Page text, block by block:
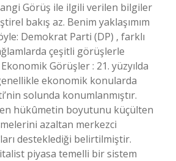
Görüş ile ilgili verilen bilgiler
bakış az. Benim yaklaşımım
Demokrat Parti (DP) , farklı
çeşitli görüşlerle
Görüşler : 21. yüzyılda
ekonomik konularda
solunda konumlanmıştır.
hükûmetin boyutunu küçülten
azaltan merkezci
desteklediği belirtilmiştir.
piyasa temelli bir sistem